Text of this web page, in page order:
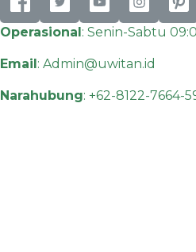
Operasional: Senin-Sabtu
Email: Admin@uwitan.id
Narahubung: +62-8122-7664-